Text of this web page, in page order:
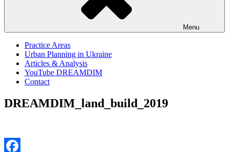
Menu
Practice Areas
Urban Planning in Ukraine
Articles & Analysis
YouTube DREAMDIM
Contact
DREAMDIM_land_build_2019